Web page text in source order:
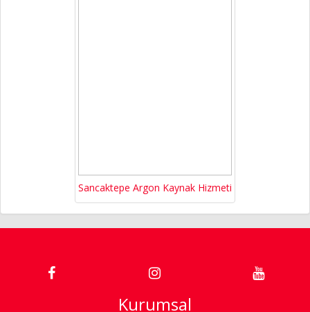
Sancaktepe Argon Kaynak Hizmeti
Kurumsal